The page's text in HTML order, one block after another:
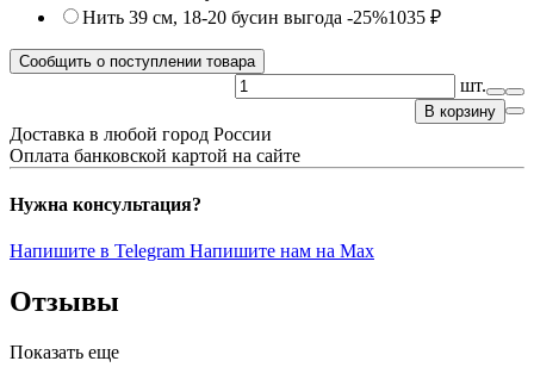
Нить 39 см, 18-20 бусин выгода -25%1035 ₽
Сообщить о поступлении товара
шт.
В корзину
Доставка в любой город России
Оплата банковской картой на сайте
Нужна консультация?
Напишите в Telegram Напишите нам на Max
Отзывы
Показать еще